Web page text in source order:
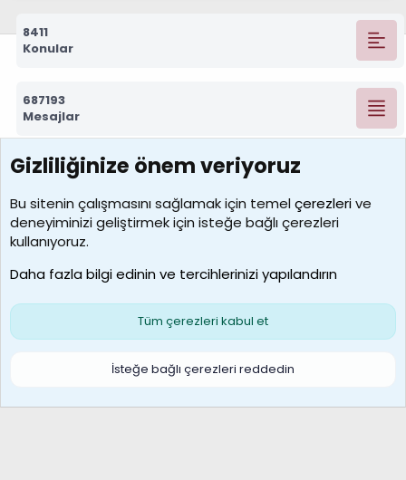
8411
Konular
687193
Mesajlar
7388
Kullanıcılar
borabekirogluu
Son üye
Çerezler
S
Gizliliğinize önem veriyoruz
Bu sitenin çalışmasını sağlamak için temelçerezlerive
deneyiminizi geliştirmek için isteğe bağlı çerezleri
kullanıyoruz.
Daha fazla bilgi edinin ve tercihlerinizi yapılandırın
Tüm çerezleri kabul et
İsteğe bağlı çerezleri reddedin